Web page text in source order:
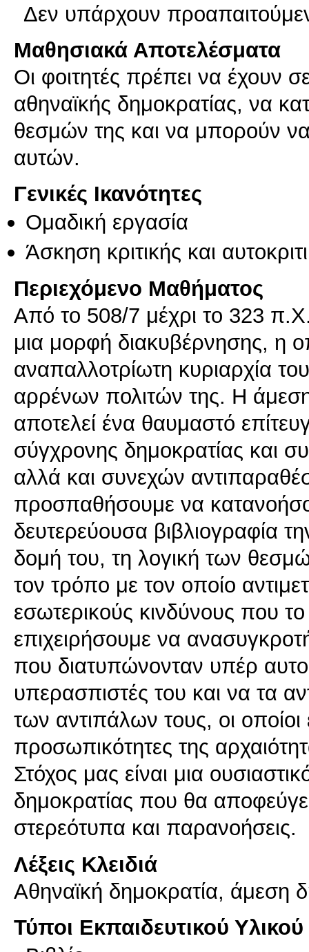
Δεν υπάρχουν
Μαθησιακά Αποτελέσματα
Οι φοιτητές πρέπει να έχουν
αθηναϊκής δημοκρατίας, να
θεσμών της και να μπορούν να
αυτών.
Γενικές Ικανότητες
Ομαδική εργασία
Άσκηση κριτικής και
Περιεχόμενο Μαθήματος
Από το 508/7 μέχρι το 323
μια μορφή διακυβέρνησης, η
αναπαλλοτρίωτη κυριαρχία
αρρένων πολιτών της. Η
αποτελεί ένα θαυμαστό
σύγχρονης δημοκρατίας και
αλλά και συνεχών
προσπαθήσουμε να
δευτερεύουσα βιβλιογραφία
δομή του, τη λογική των
τον τρόπο με τον οποίο
εσωτερικούς κινδύνους που
επιχειρήσουμε να
που διατυπώνονταν υπέρ
υπερασπιστές του και να τα
των αντιπάλων τους, οι οποίοι
προσωπικότητες της
Στόχος μας είναι μια
δημοκρατίας που θα
στερεότυπα και παρανοήσεις.
Λέξεις Κλειδιά
Αθηναϊκή δημοκρατία, άμεση
Τύποι Εκπαιδευτικού Υλικού